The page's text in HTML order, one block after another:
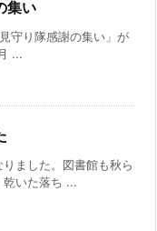
集い
守り隊感謝の集い」が
...
ました。図書館も秋ら
乾いた落ち ...